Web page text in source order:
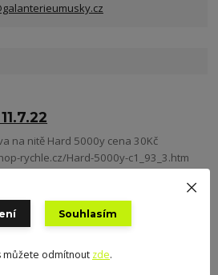
na nitě Hard 5000y cena 30Kč
rychle.cz/Hard-5000y-c1_93_3.htm
Souhlasím
můžete odmítnout zde.